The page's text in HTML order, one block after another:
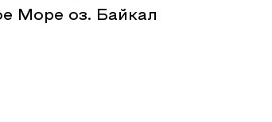
Море оз. Байкал